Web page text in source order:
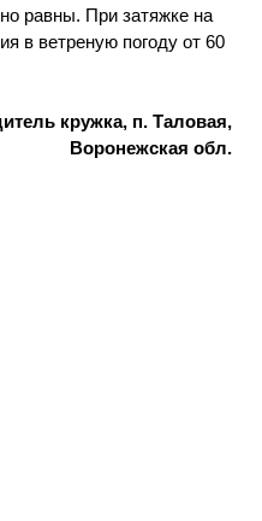
равны. При затяжке на
в ветреную погоду от 60
кружка, п. Таловая,
Воронежская обл.